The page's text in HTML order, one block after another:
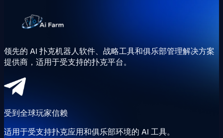
领先的 AI 扑克机器人软件、战略工具和俱乐部管理解决方案
提供商，适用于受支持的扑克平台。
受到全球玩家信赖
适用于受支持扑克应用和俱乐部环境的 AI 工具。